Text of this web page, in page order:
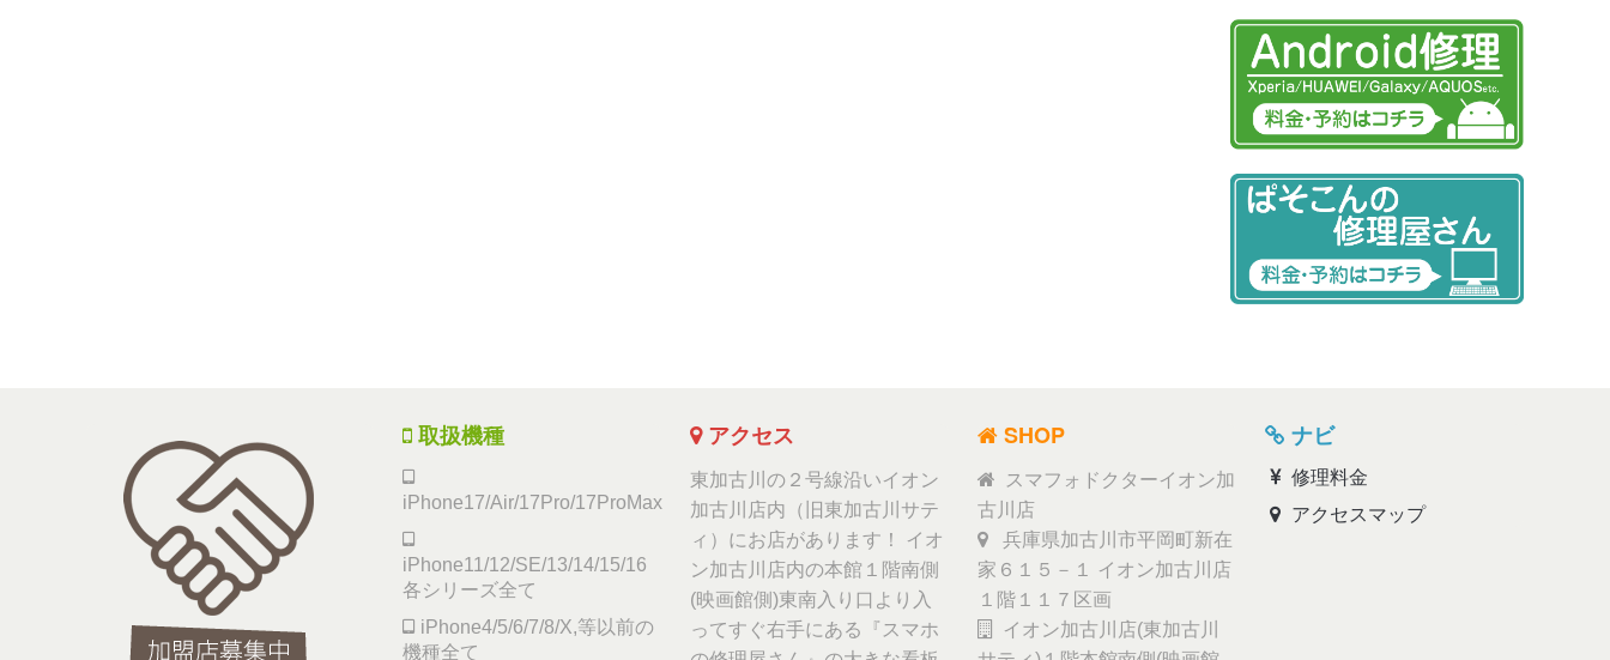
取扱機種
iPhone17/Air/17Pro/17ProMax
iPhone11/12/SE/13/14/15/16
各シリーズ全て
iPhone4/5/6/7/8/X,等以前の
機種全て
アクセス
東加古川の２号線沿いイオン
加古川店内（旧東加古川サテ
ィ）にお店があります！ イオ
ン加古川店内の本館１階南側
(映画館側)東南入り口より入
ってすぐ右手にある『スマホ
SHOP
スマフォドクターイオン加
古川店
兵庫県加古川市平岡町新在
家６１５－１ イオン加古川店
１階１１７区画
イオン加古川店(東加古川
ナビ
修理料金
アクセスマップ